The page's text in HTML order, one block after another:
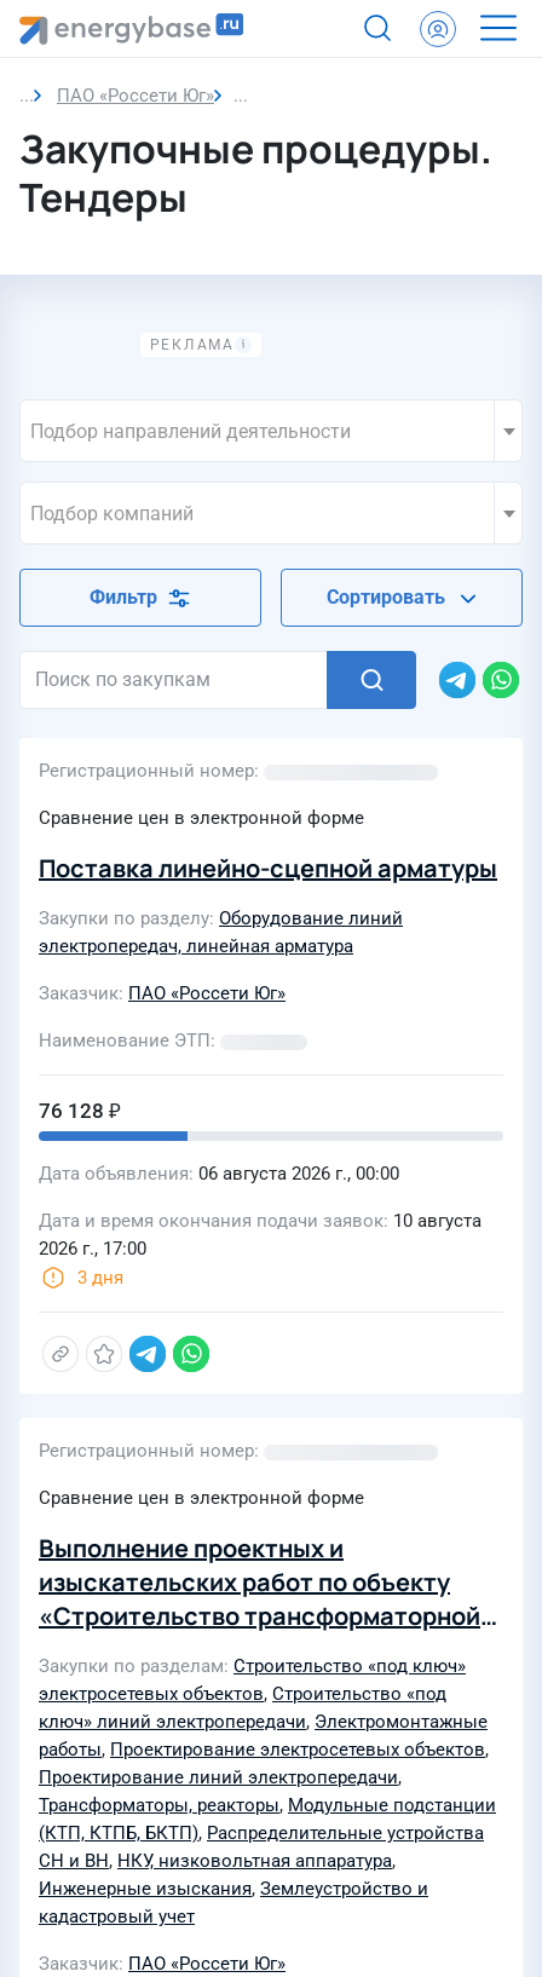
ПАО «Россети Юг» Закупки компании
Закупочные процедуры.
Тендеры
Подбор направлений деятельности
Подбор компаний
Фильтр Сортировать
Регистрационный номер
Сравнение цен в электронной форме
Поставка линейно-сцепной арматуры
Закупки по разделу Оборудование линий
электропередач, линейная арматура
Заказчик ПАО «Россети Юг»
Наименование ЭТП
76 128 ₽
Дата объявления 06 августа 2026 г., 00:00
Дата и время окончания подачи заявок 10 августа
2026 г., 17:00
3 дня
Регистрационный номер
Сравнение цен в электронной форме
Выполнение проектных и
изыскательских работ по объекту
«Строительство трансформаторной
секциями шин 6 кВ и 0,4 кВ
(установленной мощностью – 2х630
кВА); строительство двух кабельных
линий (КЛ-6 кВ) от места рассечки
КЛ-6 кВ ТП 1129 – ТП 2615 до разных
секций шин РУ-6 кВ проектируемой ТП
(ориентировочная протяженность –
2х0,25 км); строительство двух
КЛ-0,4 кВ от разных секций шин РУ-0,4
Закупки по разделам Строительство «под ключ»
электросетевых объектов, Строительство «под
ключ» линий электропередачи, Электромонтажные
работы, Проектирование электросетевых объектов,
Проектирование линий электропередачи,
Трансформаторы, реакторы, Модульные подстанции
(КТП, КТПБ, БКТП), Распределительные устройства
СН и ВН, НКУ, низковольтная аппаратура,
Инженерные изыскания, Землеустройство и
кадастровый учет
Заказчик ПАО «Россети Юг»